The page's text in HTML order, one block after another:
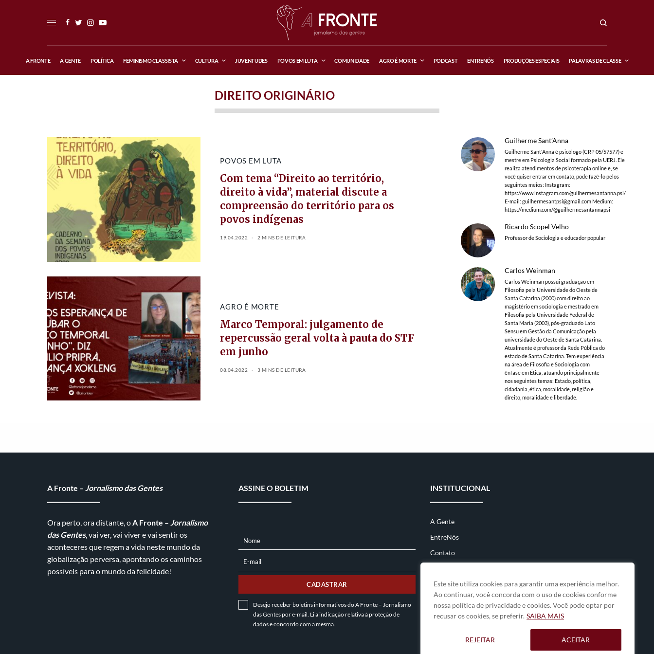
Este site utiliza cookies para garantir uma experiência melhor.
Ao continuar, você concorda com o uso de cookies conforme
nossa política de privacidade e cookies. Você pode optar por
recusar os cookies, se preferir. SAIBA MAIS
REJEITAR ACEITAR
A FRONTE A GENTE POLÍTICA FEMINISMO CLASSISTA CULTURA JUVENTUDES POVOS EM LUTA COMUNIDADE AGRO É MORTE PODCAST ENTRENÓS PRODUÇÕES ESPECIAIS PALAVRAS DE CLASSE
DIREITO ORIGINÁRIO
POVOS EM LUTA
Com tema “Direito ao território,
direito à vida”, material discute a
compreensão do território para os
povos indígenas
19.04.2022 2 MINS DE LEITURA
AGRO É MORTE
Marco Temporal: julgamento de
repercussão geral volta à pauta do STF
em junho
08.04.2022 3 MINS DE LEITURA
Guilherme Sant’Anna
Guilherme Sant'Anna é psicólogo (CRP 05/57577) e
mestre em Psicologia Social formado pela UERJ. Ele
realiza atendimentos de psicoterapia online e, se
você quiser entrar em contato, pode fazê-lo pelos
seguintes meios: Instagram:
https://www.instagram.com/guilhermesantanna.psi/
E-mail: guilhermesantpsi@gmail.comMedium:
https://medium.com/@guilhermesantannapsi
Ricardo Scopel Velho
Professor de Sociologia e educador popular
Carlos Weinman
Carlos Weinman possui graduação em
Filosofia pela Universidade do Oeste de
Santa Catarina (2000) com direito ao
magistério em sociologia e mestrado em
Filosofia pela Universidade Federal de
Santa Maria (2003), pós-graduado Lato
Sensu em Gestão da Comunicação pela
universidade do Oeste de Santa Catarina.
Atualmente é professor da Rede Pública do
estado de Santa Catarina. Tem experiência
na área de Filosofia e Sociologia com
ênfase em Ética, atuando principalmente
nos seguintes temas: Estado, política,
cidadania, ética, moralidade, religião e
direito, moralidade e liberdade.
A Fronte –Jornalismo das Gentes
Ora perto, ora distante, oA Fronte –Jornalismo
das Gentes, vai ver, vai viver e vai sentir os
aconteceres que regem a vida neste mundo da
globalização perversa, apontando os caminhos
possíveis para o mundo da felicidade!
ASSINE O BOLETIM
NOME
Nome
MAIL
E-mail
CADASTRAR
Desejo receber boletins informativos do A Fronte – Jornalismo
das Gentes por e-mail. Li a indicação relativa àproteção de
dadose concordo com a mesma.
INSTITUCIONAL
A Gente
EntreNós
Contato